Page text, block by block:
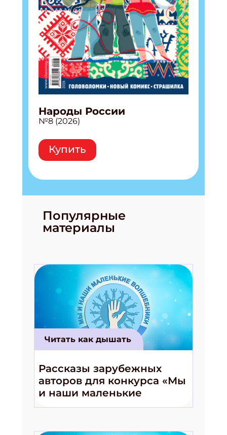
Народы России
№8 (2026)
Купить
Популярные
материалы
Читать как дышать
Рассказы зарубежных
авторов для конкурса «Мы
и наши маленькие
волшебники!»
Подпишись на рассылку
Получи электронный "Классный журнал" в